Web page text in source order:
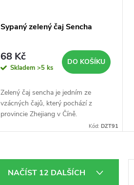
Sypaný zelený čaj Sencha
68 Kč
Skladem>5 ks
DO KOŠÍKU
Zelený čaj sencha je jedním ze
vzácných čajů, který pochází z
provincie Zhejiang v Číně.
Kód: DZT91
NAČÍST 12 DALŠÍCH